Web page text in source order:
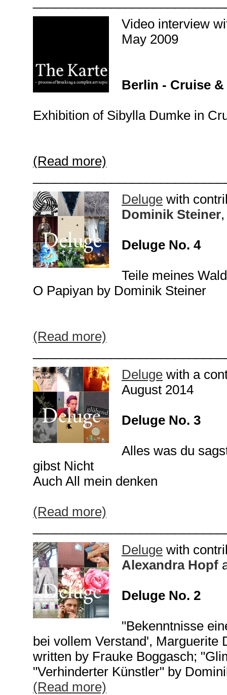
Video interview
May 2009
Berlin - Cruise
Exhibition of Sibylla Dumke in
(Read more)
Deluge with
Dominik Steiner,
Deluge No. 4
Teile meines
O Papiyan by Dominik Steiner
(Read more)
Deluge with a
August 2014
Deluge No. 3
Alles was du
gibst Nicht
Auch All mein denken
(Read more)
Deluge with
Alexandra Hopf
Deluge No. 2
"Bekenntnisse
bei vollem Verstand', Marguerite
written by Frauke Boggasch;
"Verhinderter Künstler" by
(Read more)